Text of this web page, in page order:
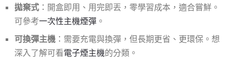
拋棄式：開盒即用、用完即丟，零學習成本，適合嘗鮮。
可參考一次性主機煙彈。
可換彈主機：需要充電與換彈，但長期更省、更環保。想
深入了解可看電子煙主機的分類。